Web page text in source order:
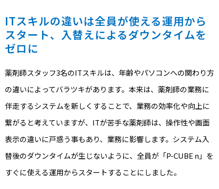
ITスキルの違いは全員が使える運用から
スタート、入替えによるダウンタイムを
ゼロに
薬剤師スタッフ3名のITスキルは、年齢やパソコンへの関わり方
の違いによってバラツキがあります。本来は、薬剤師の業務に
伴走するシステムを新しくすることで、業務の効率化や向上に
繋がると考えていますが、ITが苦手な薬剤師は、操作性や画面
表示の違いに戸惑う事もあり、業務に影響します。システム入
替後のダウンタイムが生じないように、全員が「P-CUBE n」を
すぐに使える運用からスタートすることにしました。